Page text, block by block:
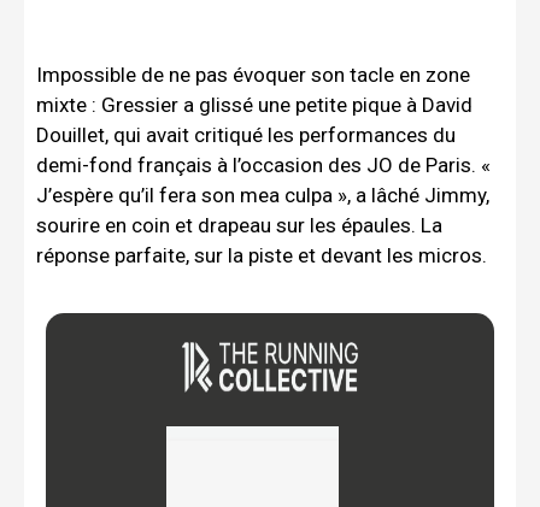
Impossible de ne pas évoquer son tacle en zone
mixte : Gressier a glissé une petite pique à David
Douillet, qui avait critiqué les performances du
demi-fond français à l’occasion des JO de Paris. «
J’espère qu’il fera son mea culpa », a lâché Jimmy,
sourire en coin et drapeau sur les épaules. La
réponse parfaite, sur la piste et devant les micros.